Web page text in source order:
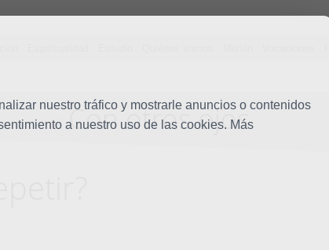
nuestro tráfico y mostrarle anuncios o contenidos
a nuestro uso de las cookies. Más
BlogCon otros ojos